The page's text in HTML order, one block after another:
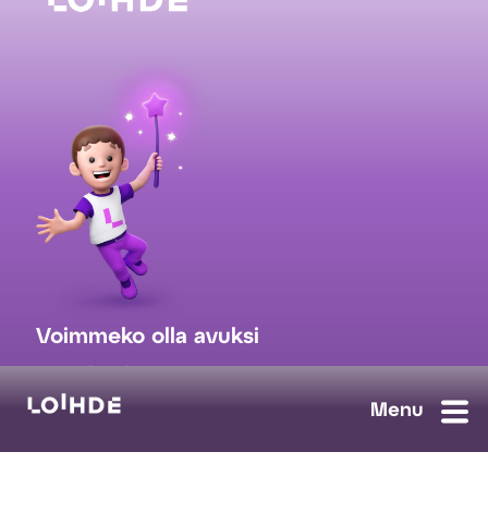
Voimmeko olla avuksi
myynti@loihde.com